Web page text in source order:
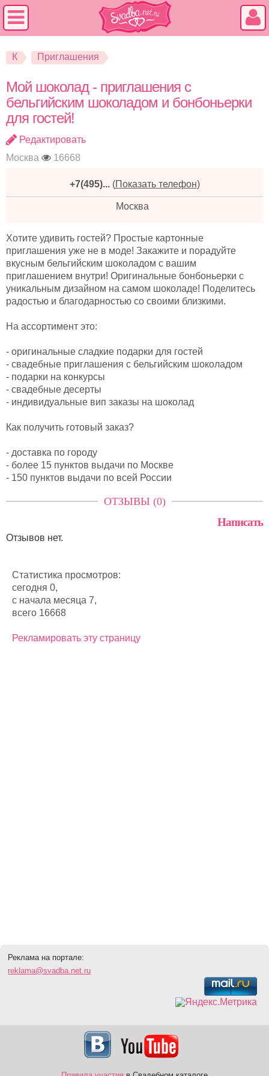
К Приглашения
Мой шоколад - приглашения с
бельгийским шоколадом и бонбоньерки
для гостей!
Редактировать
Москва
16668
+7(495)... (Показать телефон)
Москва
Хотите удивить гостей? Простые картонные
приглашения уже не в моде! Закажите и порадуйте
вкусным бельгийским шоколадом с вашим
приглашением внутри! Оригинальные бонбоньерки с
уникальным дизайном на самом шоколаде! Поделитесь
радостью и благодарностью со своими близкими.
На ассортимент это:
- оригинальные сладкие подарки для гостей
- свадебные приглашения с бельгийским шоколадом
- подарки на конкурсы
- свадебные десерты
- индивидуальные вип заказы на шоколад
Как получить готовый заказ?
- доставка по городу
- более 15 пунктов выдачи по Москве
- 150 пунктов выдачи по всей России
ОТЗЫВЫ (0)
Написать
Отзывов нет.
Статистика просмотров:
сегодня 0,
с начала месяца 7,
всего 16668
Рекламировать эту страницу
Реклама на портале:
reklama@svadba.net.ru